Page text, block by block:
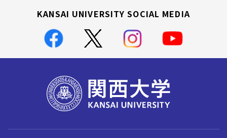
KANSAI UNIVERSITY SOCIAL MEDIA